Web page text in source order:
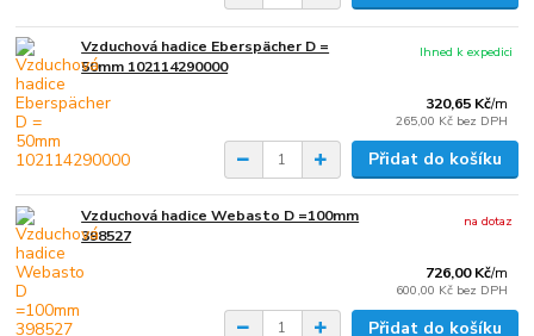
Vzduchová hadice Eberspächer D =
50mm 102114290000
320,65 Kč/m
265,00 Kč bez DPH
Ihned k expedici
Přidat do košíku
Vzduchová hadice Webasto D =100mm
398527
726,00 Kč/m
600,00 Kč bez DPH
na dotaz
Přidat do košíku